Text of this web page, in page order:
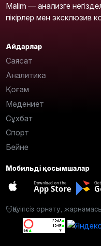
Malim — анализге
пікірлер мен эксклюзив
Айдарлар
Саясат
Аналитика
Қоғам
Мәдениет
Сұхбат
Спорт
Бейне
Мобильді қосымшалар
Download on the
App Store
Қауіпсіз орнату,